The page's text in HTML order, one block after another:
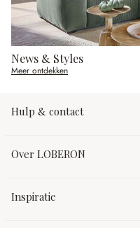
News & Styles
Meer ontdekken
Hulp & contact
Over LOBERON
Inspiratie